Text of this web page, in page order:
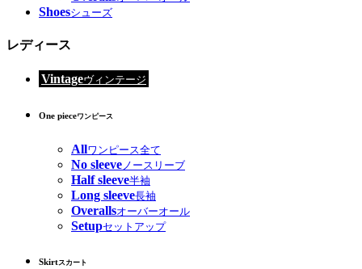
Shoesシューズ
レディース
Vintageヴィンテージ
One pieceワンピース
Allワンピース全て
No sleeve ノースリーブ
Half sleeve半袖
Long sleeve長袖
Overallsオーバーオール
Setupセットアップ
Skirtスカート